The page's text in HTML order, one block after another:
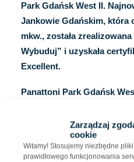
Zarządzaj
cookie
Witamy! Stosujemy niezbędne
prawidłowego funkcjonowania
Park Gdańsk West II.
Jankowie Gdańskim, która
mkw., została
Wybuduj” i uzyskała
Excellent.
Panattoni Park Gdańsk
węzła dróg ekspresowych
optymalną komunikację z
Harden Construction jako